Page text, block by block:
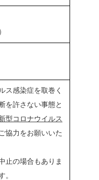
ス感染症を取巻く
を許さない事態と
型コロナウイルス
協力をお願いいた
止の場合もありま
。